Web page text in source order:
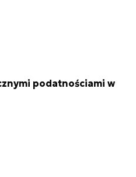
podatnościami w